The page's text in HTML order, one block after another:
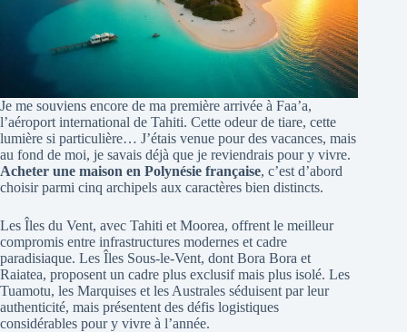
Je me souviens encore de ma première arrivée à Faa’a,
l’aéroport international de Tahiti. Cette odeur de tiare, cette
lumière si particulière… J’étais venue pour des vacances, mais
au fond de moi, je savais déjà que je reviendrais pour y vivre.
Acheter une maison en Polynésie française, c’est d’abord
choisir parmi cinq archipels aux caractères bien distincts.
Les Îles du Vent, avec Tahiti et Moorea, offrent le meilleur
compromis entre infrastructures modernes et cadre
paradisiaque. Les Îles Sous-le-Vent, dont Bora Bora et
Raiatea, proposent un cadre plus exclusif mais plus isolé. Les
Tuamotu, les Marquises et les Australes séduisent par leur
authenticité, mais présentent des défis logistiques
considérables pour y vivre à l’année.